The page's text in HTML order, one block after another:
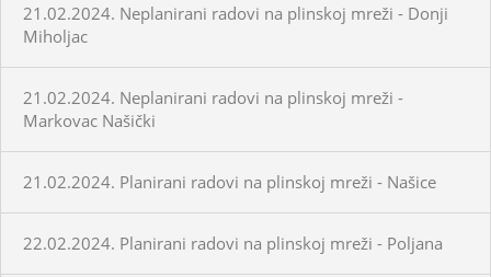
21.02.2024. Neplanirani radovi na plinskoj mreži - Donji
Miholjac
21.02.2024. Neplanirani radovi na plinskoj mreži -
Markovac Našički
21.02.2024. Planirani radovi na plinskoj mreži - Našice
22.02.2024. Planirani radovi na plinskoj mreži - Poljana